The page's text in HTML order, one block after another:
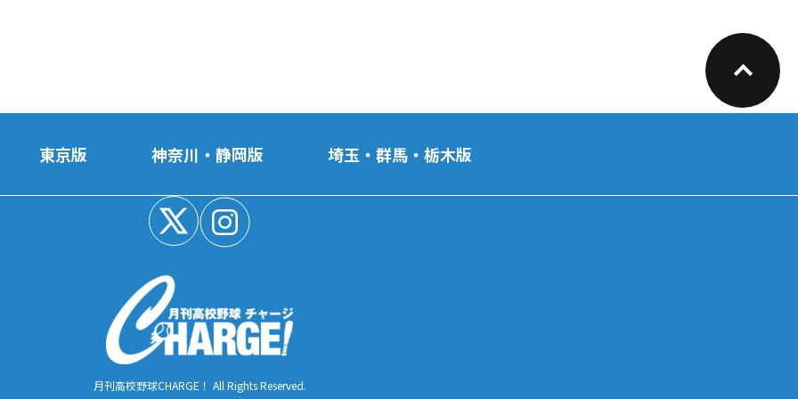
東京版 神奈川・静岡版 埼玉・群馬・栃木版
月刊高校野球CHARGE！ All Rights Reserved.